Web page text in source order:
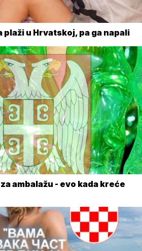
plaži u Hrvatskoj, pa ga napali
ambalažu - evo kada kreće